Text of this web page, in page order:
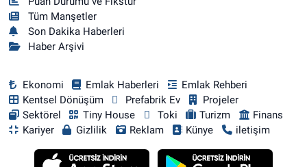
Tüm Manşetler
Son Dakika Haberleri
Haber Arşivi
Ekonomi Emlak Haberleri
Emlak Rehberi
Kentsel Dönüşüm
Prefabrik Ev
Projeler
Sektörel
Tiny House Toki Turizm
Finans
Kariyer
Gizlilik Reklam Künye iletişim